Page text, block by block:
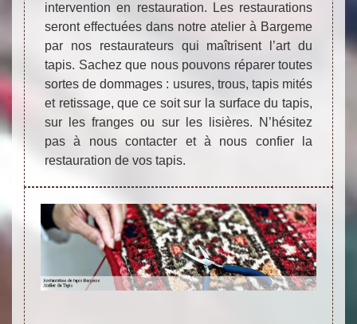
intervention en restauration. Les restaurations
seront effectuées dans notre atelier à Bargeme
par nos restaurateurs qui maîtrisent l’art du
tapis. Sachez que nous pouvons réparer toutes
sortes de dommages : usures, trous, tapis mités
et retissage, que ce soit sur la surface du tapis,
sur les franges ou sur les lisières. N’hésitez
pas à nous contacter et à nous confier la
restauration de vos tapis.